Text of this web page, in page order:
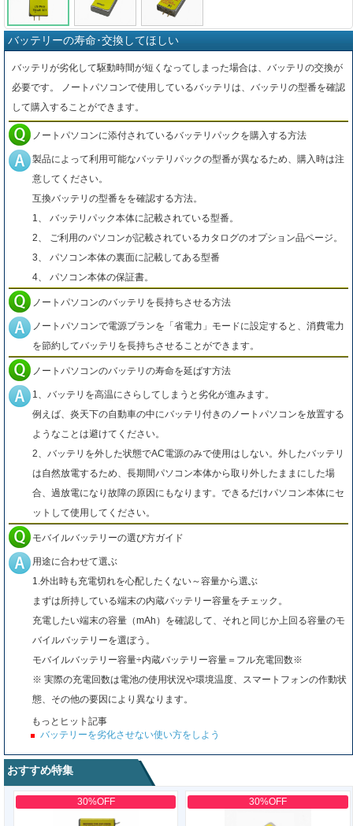
バッテリーの寿命･交換してほしい
バッテリが劣化して駆動時間が短くなってしまった場合は、バッテリの交換が
必要です。 ノートパソコンで使用しているバッテリは、バッテリの型番を確認
して購入することができます。
ノートパソコンに添付されているバッテリパックを購入する方法
製品によって利用可能なバッテリパックの型番が異なるため、購入時は注
意してください。
互換バッテリの型番をを確認する方法。
1、 バッテリパック本体に記載されている型番。
2、 ご利用のパソコンが記載されているカタログのオプション品ページ。
3、 パソコン本体の裏面に記載してある型番
4、 パソコン本体の保証書。
ノートパソコンのバッテリを長持ちさせる方法
ノートパソコンで電源プランを「省電力」モードに設定すると、消費電力
を節約してバッテリを長持ちさせることができます。
ノートパソコンのバッテリの寿命を延ばす方法
1、バッテリを高温にさらしてしまうと劣化が進みます。
例えば、炎天下の自動車の中にバッテリ付きのノートパソコンを放置する
ようなことは避けてください。
2、バッテリを外した状態でAC電源のみで使用はしない。外したバッテリ
は自然放電するため、長期間パソコン本体から取り外したままにした場
合、過放電になり故障の原因にもなります。できるだけパソコン本体にセ
ットして使用してください。
モバイルバッテリーの選び方ガイド
用途に合わせて選ぶ
1.外出時も充電切れを心配したくない～容量から選ぶ
まずは所持している端末の内蔵バッテリー容量をチェック。
充電したい端末の容量（mAh）を確認して、それと同じか上回る容量のモ
バイルバッテリーを選ぼう。
モバイルバッテリー容量÷内蔵バッテリー容量＝フル充電回数※
※ 実際の充電回数は電池の使用状況や環境温度、スマートフォンの作動状
態、その他の要因により異なります。
もっとヒット記事
バッテリーを劣化させない使い方をしよう
おすすめ特集
30%OFF 30%OFF